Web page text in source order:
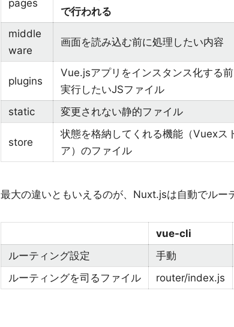
pages
で行われる
middle
ware
画面を読み込む前に処理したい内容
plugins
Vue.jsアプリをインスタンス化する
実行したいJSファイル
static 変更されない静的ファイル
store
状態を格納してくれる機能（Vuexス
ア）のファイル
最大の違いともいえるのが、Nuxt.jsは自動でルー
vue-cli
ルーティング設定
手動
ルーティングを司るファイル
router/index.js